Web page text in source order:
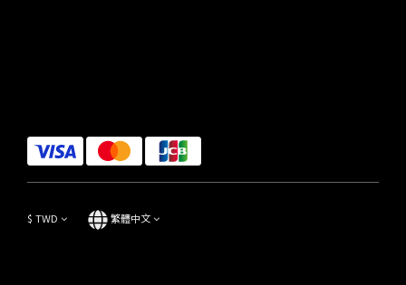
$ TWD 繁體中文